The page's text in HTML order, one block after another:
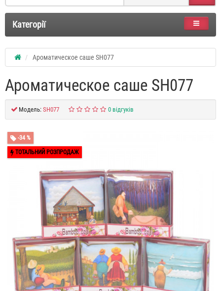
Категорії
Ароматическое саше SH077
Ароматическое саше SH077
Модель: SH077 0 відгуків
-34 %
ТОТАЛЬНИЙ РОЗПРОДАЖ